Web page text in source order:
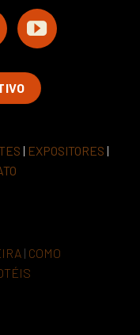
| EXPOSITORES |
| COMO